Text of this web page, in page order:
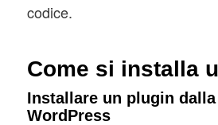
codice.
Come si installa
Installare un plugin
WordPress